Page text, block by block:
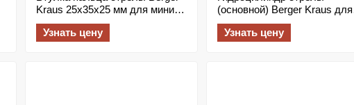
Kraus 25x35x25 мм для мини-
экскаваторов BK800, BK1000,
BK1200
Узнать цену
(основной) Berger Kraus для
мини-экскаваторов BK800,
BK1000, BK1200, BK1300
Узнать цену